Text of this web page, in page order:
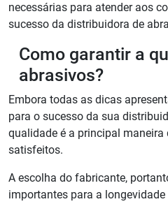
necessárias para atender aos
sucesso da distribuidora de
Como garantir a
abrasivos?
Embora todas as dicas
para o sucesso da sua
qualidade é a principal maneira
satisfeitos.
A escolha do fabricante,
importantes para a longevidade